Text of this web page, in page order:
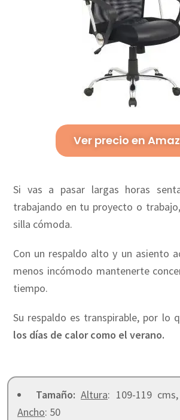
Ver precio en
Si vas a pasar largas horas
trabajando en tu proyecto o
silla cómoda.
Con un respaldo alto y un asiento
menos incómodo mantenerte
tiempo.
Su respaldo es transpirable, por lo
los días de calor como el verano.
Tamaño: Altura: 109-119 cms,
Ancho: 50